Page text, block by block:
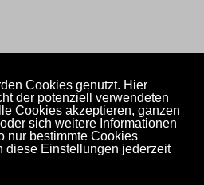
Cookies genutzt. Hier
der potenziell verwendeten
Cookies akzeptieren, ganzen
sich weitere Informationen
nur bestimmte Cookies
diese Einstellungen jederzeit